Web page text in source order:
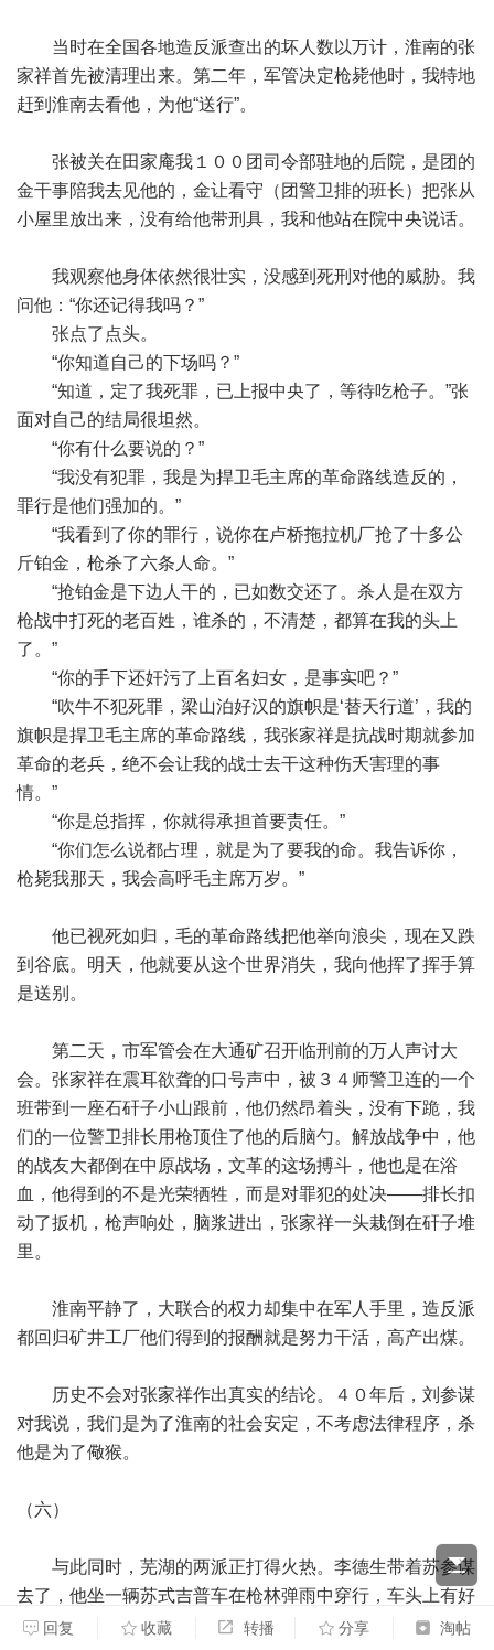
当时在全国各地造反派查出的坏人数以万计，淮南的张
家祥首先被清理出来。第二年，军管决定枪毙他时，我特地
赶到淮南去看他，为他“送行”。
张被关在田家庵我１００团司令部驻地的后院，是团的
金干事陪我去见他的，金让看守（团警卫排的班长）把张从
小屋里放出来，没有给他带刑具，我和他站在院中央说话。
我观察他身体依然很壮实，没感到死刑对他的威胁。我
问他：“你还记得我吗？”
张点了点头。
“你知道自己的下场吗？”
“知道，定了我死罪，已上报中央了，等待吃枪子。”张
面对自己的结局很坦然。
“你有什么要说的？”
“我没有犯罪，我是为捍卫毛主席的革命路线造反的，
罪行是他们强加的。”
“我看到了你的罪行，说你在卢桥拖拉机厂抢了十多公
斤铂金，枪杀了六条人命。”
“抢铂金是下边人干的，已如数交还了。杀人是在双方
枪战中打死的老百姓，谁杀的，不清楚，都算在我的头上
了。”
“你的手下还奸污了上百名妇女，是事实吧？”
“吹牛不犯死罪，梁山泊好汉的旗帜是‘替天行道’，我的
旗帜是捍卫毛主席的革命路线，我张家祥是抗战时期就参加
革命的老兵，绝不会让我的战士去干这种伤夭害理的事
情。”
“你是总指挥，你就得承担首要责任。”
“你们怎么说都占理，就是为了要我的命。我告诉你，
枪毙我那天，我会高呼毛主席万岁。”
他已视死如归，毛的革命路线把他举向浪尖，现在又跌
到谷底。明天，他就要从这个世界消失，我向他挥了挥手算
是送别。
第二天，市军管会在大通矿召开临刑前的万人声讨大
会。张家祥在震耳欲聋的口号声中，被３４师警卫连的一个
班带到一座石矸子小山跟前，他仍然昂着头，没有下跪，我
们的一位警卫排长用枪顶住了他的后脑勺。解放战争中，他
的战友大都倒在中原战场，文革的这场搏斗，他也是在浴
血，他得到的不是光荣牺牲，而是对罪犯的处决——排长扣
动了扳机，枪声响处，脑浆进出，张家祥一头栽倒在矸子堆
里。
淮南平静了，大联合的权力却集中在军人手里，造反派
都回归矿井工厂他们得到的报酬就是努力干活，高产出煤。
历史不会对张家祥作出真实的结论。４０年后，刘参谋
对我说，我们是为了淮南的社会安定，不考虑法律程序，杀
他是为了儆猴。
（六）
与此同时，芜湖的两派正打得火热。李德生带着苏参谋
去了，他坐一辆苏式吉普车在枪林弹雨中穿行，车头上有好
几处弹孔，制止武斗的权威性受到挑战。两派头头都把精力
回复 收藏 转播 分享 淘帖